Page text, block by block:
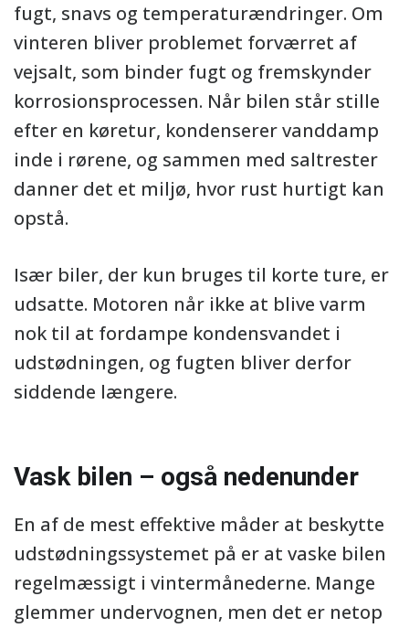
fugt, snavs og temperaturændringer. Om
vinteren bliver problemet forværret af
vejsalt, som binder fugt og fremskynder
korrosionsprocessen. Når bilen står stille
efter en køretur, kondenserer vanddamp
inde i rørene, og sammen med saltrester
danner det et miljø, hvor rust hurtigt kan
opstå.
Især biler, der kun bruges til korte ture, er
udsatte. Motoren når ikke at blive varm
nok til at fordampe kondensvandet i
udstødningen, og fugten bliver derfor
siddende længere.
Vask bilen – også nedenunder
En af de mest effektive måder at beskytte
udstødningssystemet på er at vaske bilen
regelmæssigt i vintermånederne. Mange
glemmer undervognen, men det er netop